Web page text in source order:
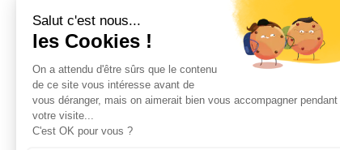
Salut c'est nous...
les Cookies !
On a attendu d'être sûrs que le contenu
de ce site vous intéresse avant de
vous déranger, mais on aimerait bien vous accompagner pendant
votre visite...
C'est OK pour vous ?
Contactez-nous
GERME
44000 Nantes
Nos